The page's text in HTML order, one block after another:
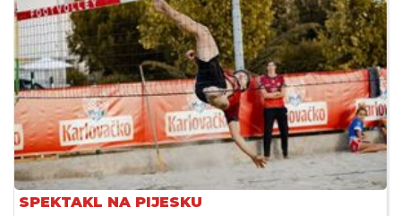
SPEKTAKL NA PIJESKU